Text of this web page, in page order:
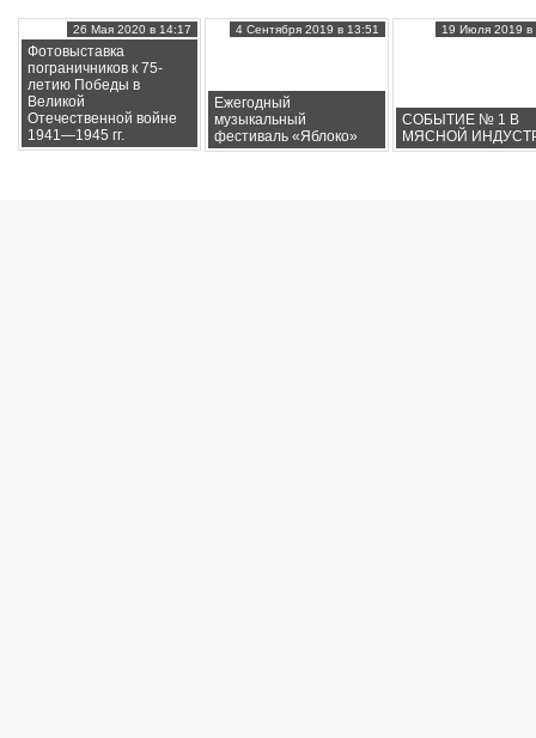
Фотовыставка
пограничников к 75-
летию Победы в
Великой
Отечественной войне
1941—1945 гг.
26 Мая 2020 в 14:17
Ежегодный
музыкальный
фестиваль «Яблоко»
4 Сентября 2019 в 13:51
СОБЫТИЕ № 1 В
МЯСНОЙ
19 Июля 2019 в